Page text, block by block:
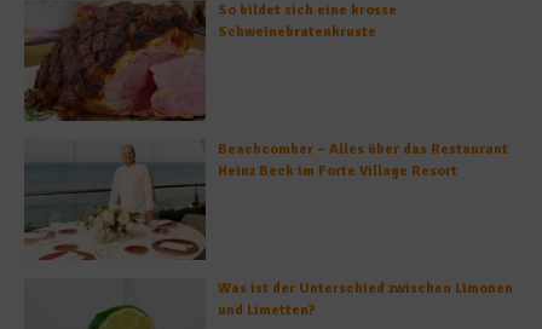
So bildet sich eine krosse
Schweinebratenkruste
Beachcomber – Alles über das Restaurant
Heinz Beck im Forte Village Resort
Was ist der Unterschied zwischen Limonen
und Limetten?